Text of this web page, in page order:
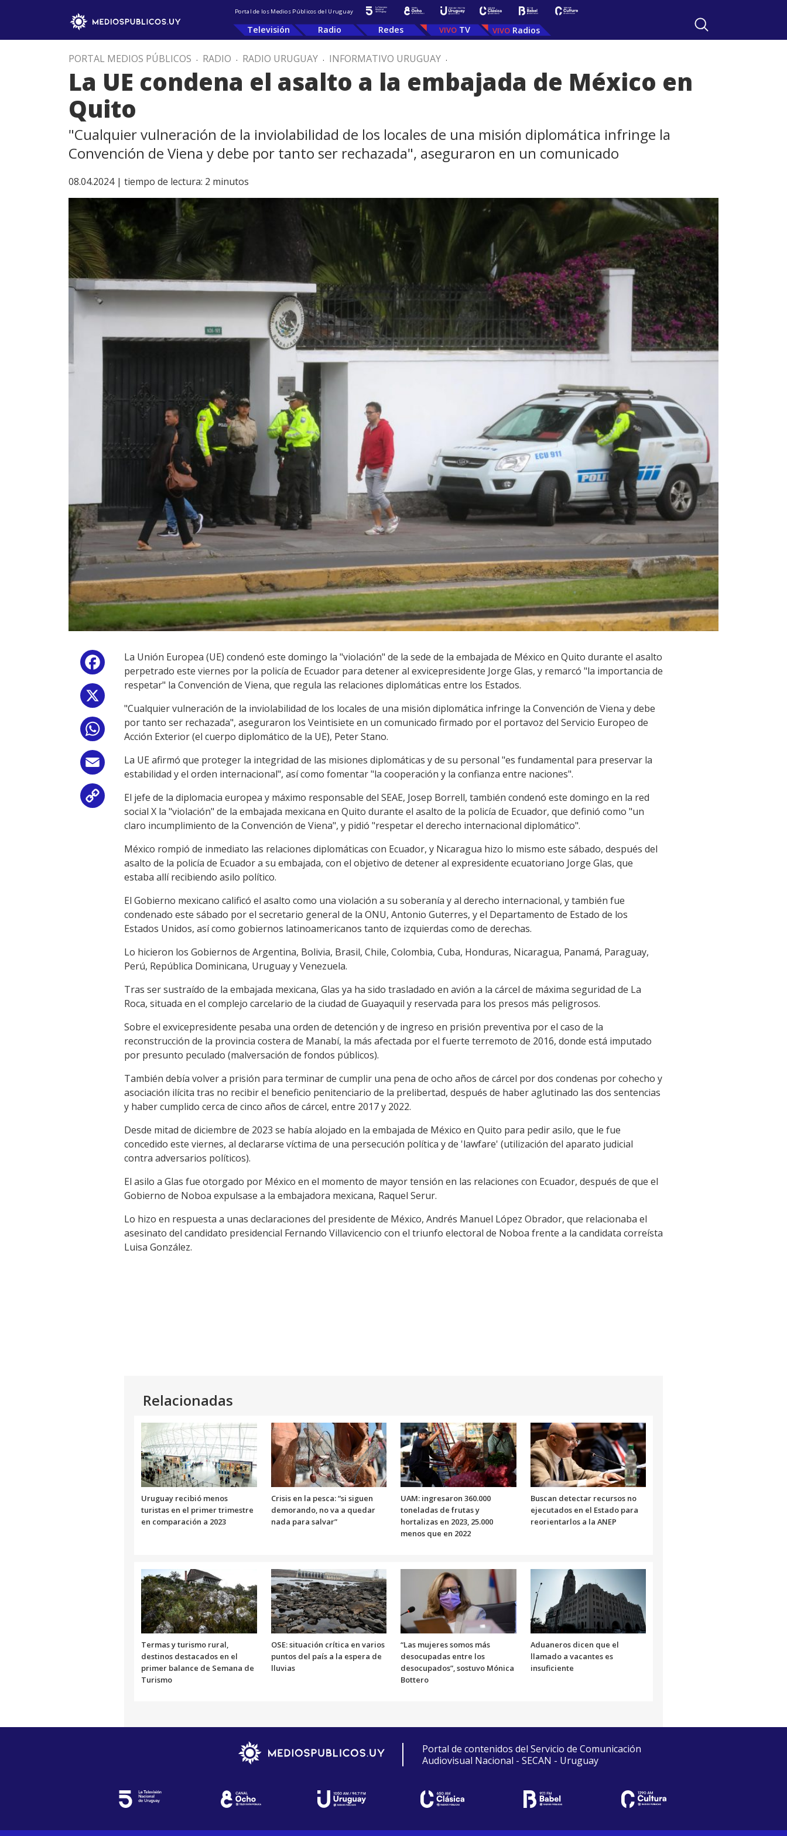
Portal de los Medios Públicos del Uruguay
Televisión Radio Redes TV Radios
PORTAL MEDIOS PÚBLICOS . RADIO . RADIO URUGUAY . INFORMATIVO URUGUAY .
La UE condena el asalto a la embajada de México en
Quito
"Cualquier vulneración de la inviolabilidad de los locales de una misión diplomática infringe la
Convención de Viena y debe por tanto ser rechazada", aseguraron en un comunicado
08.04.2024 | tiempo de lectura: 2 minutos
Facebook
WhatsApp
Email
Copy
Link
La Unión Europea (UE) condenó este domingo la "violación" de la sede de la embajada de México en Quito durante el asalto
perpetrado este viernes por la policía de Ecuador para detener al exvicepresidente Jorge Glas, y remarcó "la importancia de
respetar" la Convención de Viena, que regula las relaciones diplomáticas entre los Estados.
"Cualquier vulneración de la inviolabilidad de los locales de una misión diplomática infringe la Convención de Viena y debe
por tanto ser rechazada", aseguraron los Veintisiete en un comunicado firmado por el portavoz del Servicio Europeo de
Acción Exterior (el cuerpo diplomático de la UE), Peter Stano.
La UE afirmó que proteger la integridad de las misiones diplomáticas y de su personal "es fundamental para preservar la
estabilidad y el orden internacional", así como fomentar "la cooperación y la confianza entre naciones".
El jefe de la diplomacia europea y máximo responsable del SEAE, Josep Borrell, también condenó este domingo en la red
social X la "violación" de la embajada mexicana en Quito durante el asalto de la policía de Ecuador, que definió como "un
claro incumplimiento de la Convención de Viena", y pidió "respetar el derecho internacional diplomático".
México rompió de inmediato las relaciones diplomáticas con Ecuador, y Nicaragua hizo lo mismo este sábado, después del
asalto de la policía de Ecuador a su embajada, con el objetivo de detener al expresidente ecuatoriano Jorge Glas, que
estaba allí recibiendo asilo político.
El Gobierno mexicano calificó el asalto como una violación a su soberanía y al derecho internacional, y también fue
condenado este sábado por el secretario general de la ONU, Antonio Guterres, y el Departamento de Estado de los
Estados Unidos, así como gobiernos latinoamericanos tanto de izquierdas como de derechas.
Lo hicieron los Gobiernos de Argentina, Bolivia, Brasil, Chile, Colombia, Cuba, Honduras, Nicaragua, Panamá, Paraguay,
Perú, República Dominicana, Uruguay y Venezuela.
Tras ser sustraído de la embajada mexicana, Glas ya ha sido trasladado en avión a la cárcel de máxima seguridad de La
Roca, situada en el complejo carcelario de la ciudad de Guayaquil y reservada para los presos más peligrosos.
Sobre el exvicepresidente pesaba una orden de detención y de ingreso en prisión preventiva por el caso de la
reconstrucción de la provincia costera de Manabí, la más afectada por el fuerte terremoto de 2016, donde está imputado
por presunto peculado (malversación de fondos públicos).
También debía volver a prisión para terminar de cumplir una pena de ocho años de cárcel por dos condenas por cohecho y
asociación ilícita tras no recibir el beneficio penitenciario de la prelibertad, después de haber aglutinado las dos sentencias
y haber cumplido cerca de cinco años de cárcel, entre 2017 y 2022.
Desde mitad de diciembre de 2023 se había alojado en la embajada de México en Quito para pedir asilo, que le fue
concedido este viernes, al declararse víctima de una persecución política y de 'lawfare' (utilización del aparato judicial
contra adversarios políticos).
El asilo a Glas fue otorgado por México en el momento de mayor tensión en las relaciones con Ecuador, después de que el
Gobierno de Noboa expulsase a la embajadora mexicana, Raquel Serur.
Lo hizo en respuesta a unas declaraciones del presidente de México, Andrés Manuel López Obrador, que relacionaba el
asesinato del candidato presidencial Fernando Villavicencio con el triunfo electoral de Noboa frente a la candidata correísta
Luisa González.
Relacionadas
Uruguay recibió menos
turistas en el primer trimestre
en comparación a 2023
Crisis en la pesca: “si siguen
demorando, no va a quedar
nada para salvar”
UAM: ingresaron 360.000
toneladas de frutas y
hortalizas en 2023, 25.000
menos que en 2022
Buscan detectar recursos no
ejecutados en el Estado para
reorientarlos a la ANEP
Termas y turismo rural,
destinos destacados en el
primer balance de Semana de
Turismo
OSE: situación crítica en varios
puntos del país a la espera de
lluvias
“Las mujeres somos más
desocupadas entre los
desocupados”, sostuvo Mónica
Bottero
Aduaneros dicen que el
llamado a vacantes es
insuficiente
Portal de contenidos del Servicio de Comunicación
Audiovisual Nacional - SECAN - Uruguay